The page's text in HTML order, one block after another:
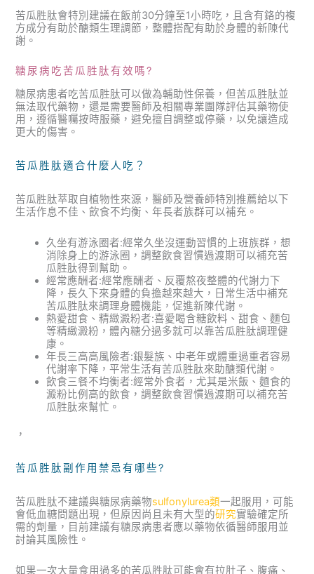
苦瓜胜肽會特別建議在飯前30分鐘至1小時吃，且含有鉻的複
方成分有助於醣類生理調節，整體搭配有助於身體的新陳代
謝。
糖尿病吃苦瓜胜肽有效嗎?
糖尿病患者吃苦瓜胜肽可以做為輔助性保養，但苦瓜胜肽並
無法取代藥物，還是需要醫師及相關專業團隊評估其藥物使
用，遵循醫囑按時服藥，避免擅自調整或停藥，以免讓造成
更大的傷害。
苦瓜胜肽適合什麼人吃？
苦瓜胜肽萃取自植物性來源，醫師及營養師特別推薦給以下
生活作息不佳、飲食不均衡、年長者族群可以補充。
久坐有游泳圈者:經常久坐沒運動習慣的上班族群，想
消除身上的游泳圈，調整飲食習慣過渡期可以補充苦
瓜胜肽得到幫助。
經常應酬者:經常應酬者、反覆熬夜整體的代謝力下
降，長久下來身體的負擔越來越大，日常生活中補充
苦瓜胜肽來調理身體機能，促進新陳代謝。
熱愛甜食、精緻澱粉者:喜愛喝含糖飲料、甜食、麵包
等精緻澱粉，體內糖分過多就可以靠苦瓜胜肽調理健
康。
年長三高高風險者:銀髮族、中老年或體重過重者容易
代謝率下降，平常生活有苦瓜胜肽來助醣類代謝。
飲食三餐不均衡者:經常外食者，尤其是米飯、麵食的
澱粉比例高的飲食，調整飲食習慣過渡期可以補充苦
瓜胜肽來幫忙。
，
苦瓜胜肽副作用禁忌有哪些?
苦瓜胜肽不建議與糖尿病藥物sulfonylurea類一起服用，可能
會低血糖問題出現，但原因尚且未有大型的研究實驗確定所
需的劑量，目前建議有糖尿病患者應以藥物依循醫師服用並
討論其風險性。
如果一次大量食用過多的苦瓜胜肽可能會有拉肚子、腹痛、